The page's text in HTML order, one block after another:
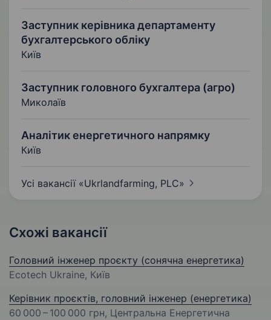
Заступник керівника департаменту
бухгалтерського обліку
Київ
Заступник головного бухгалтера (агро)
Миколаїв
Аналітик енергетичного напрямку
Київ
Усі вакансії «Ukrlandfarming, PLC»
Схожі вакансії
Головний інженер проєкту (сонячна енергетика)
Ecotech Ukraine, Київ
Керівник проєктів, головний інженер (енергетика)
60 000 – 100 000 грн, Центральна Енергетична